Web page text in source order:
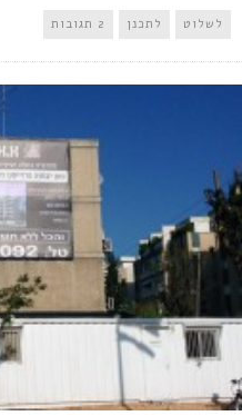
לשלוט לתכנן 2 תגובות